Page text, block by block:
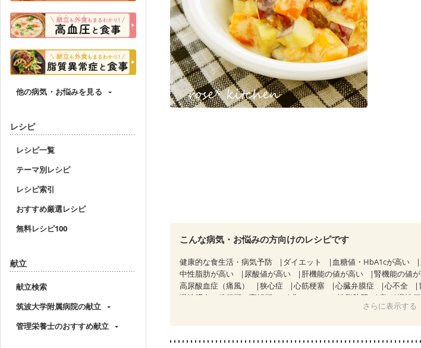
他の病気・お悩みを見る
レシピ
レシピ一覧
テーマ別レシピ
レシピ索引
おすすめ厳選レシピ
無料レシピ100
献立
献立検索
筑波大学附属病院の献立
管理栄養士のおすすめ献立
こんな病気・お悩みの方向けのレシピです
健康的な食生活・病気予防 ダイエット 血糖値・HbA1cが高い
中性脂肪が高い
尿酸値が高い 肝機能の値が高い 腎機能の値
高尿酸血症（痛風）
狭心症 心筋梗塞 心臓弁膜症 心不全
慢性膵炎（移行期・寛解期）
非アルコール性脂肪肝 痔 慢性
糖尿病性腎症（第
妊娠中(初期)
妊婦健診・体重増加が気になる（初期）
妊婦健診
さらに表示する